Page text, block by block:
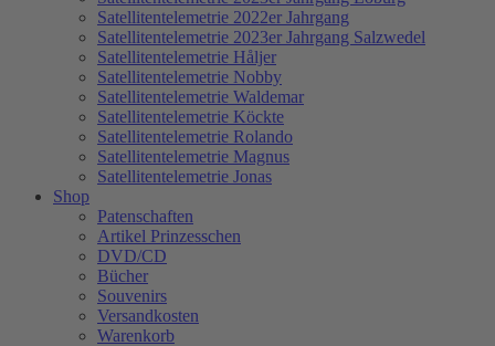
Satellitentelemetrie 2022er Jahrgang
Satellitentelemetrie 2023er Jahrgang Salzwedel
Satellitentelemetrie Håljer
Satellitentelemetrie Nobby
Satellitentelemetrie Waldemar
Satellitentelemetrie Köckte
Satellitentelemetrie Rolando
Satellitentelemetrie Magnus
Satellitentelemetrie Jonas
Shop
Patenschaften
Artikel Prinzesschen
DVD/CD
Bücher
Souvenirs
Versandkosten
Warenkorb